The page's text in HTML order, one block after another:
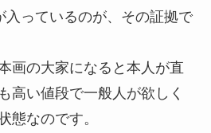
入っているのが、その証拠で
画の大家になると本人が直
高い値段で一般人が欲しく
態なのです。